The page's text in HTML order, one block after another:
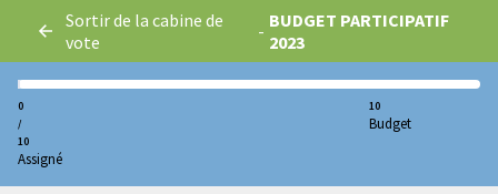
Sortir de la cabine de
vote
- BUDGET PARTICIPATIF
2023
0
/
10
Assigné
10
Budget